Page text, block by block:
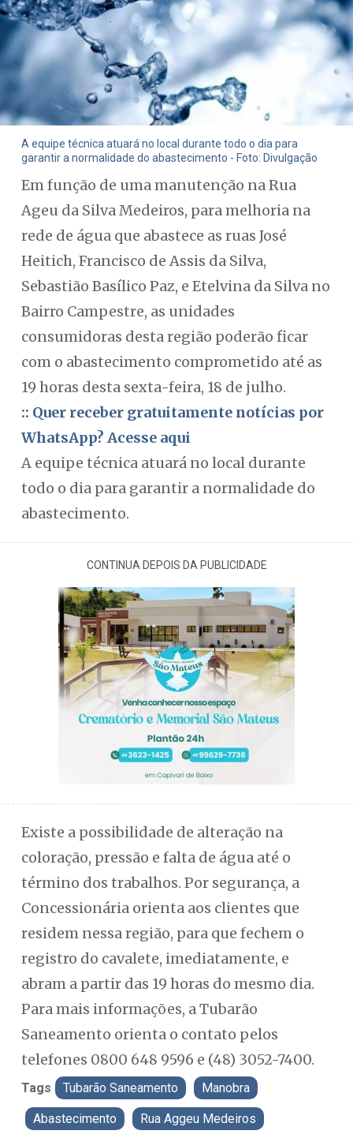
A equipe técnica atuará no local durante todo o dia para
garantir a normalidade do abastecimento - Foto: Divulgação
Em função de uma manutenção na Rua
Ageu da Silva Medeiros, para melhoria na
rede de água que abastece as ruas José
Heitich, Francisco de Assis da Silva,
Sebastião Basílico Paz, e Etelvina da Silva no
Bairro Campestre, as unidades
consumidoras desta região poderão ficar
com o abastecimento comprometido até as
19 horas desta sexta-feira, 18 de julho.
:: Quer receber gratuitamente notícias por
WhatsApp? Acesse aqui
A equipe técnica atuará no local durante
todo o dia para garantir a normalidade do
abastecimento.
CONTINUA DEPOIS DA PUBLICIDADE
Existe a possibilidade de alteração na
coloração, pressão e falta de água até o
término dos trabalhos. Por segurança, a
Concessionária orienta aos clientes que
residem nessa região, para que fechem o
registro do cavalete, imediatamente, e
abram a partir das 19 horas do mesmo dia.
Para mais informações, a Tubarão
Saneamento orienta o contato pelos
telefones 0800 648 9596 e (48) 3052-7400.
Tags Tubarão Saneamento Manobra
Abastecimento Rua Aggeu Medeiros